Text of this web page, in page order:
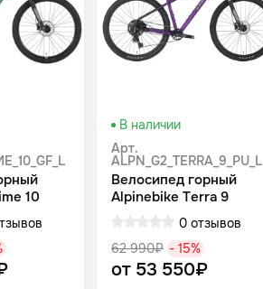
10
В наличии
Арт.
ALPN_G2_TERRA_9_PU_L
Велосипед горный
Alpinebike Terra 9
фиолетовый космос
0 отзывов
62 990₽ - 15%
от 53 550₽